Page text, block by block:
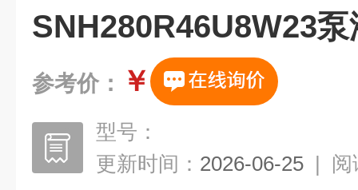
SNH280R46U8W23
参考价： ￥
型号：
更新时间： 2026-06-25 | 阅